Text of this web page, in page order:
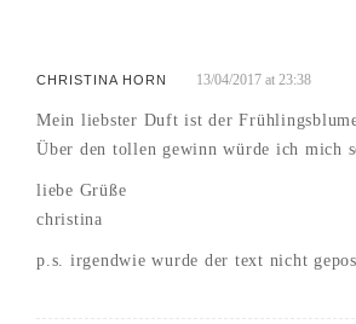
CHRISTINA HORN 13/04/2017 at 23:38
Mein liebster Duft ist der
Über den tollen gewinn würde ich mich
liebe Grüße
christina
p.s. irgendwie wurde der text nicht